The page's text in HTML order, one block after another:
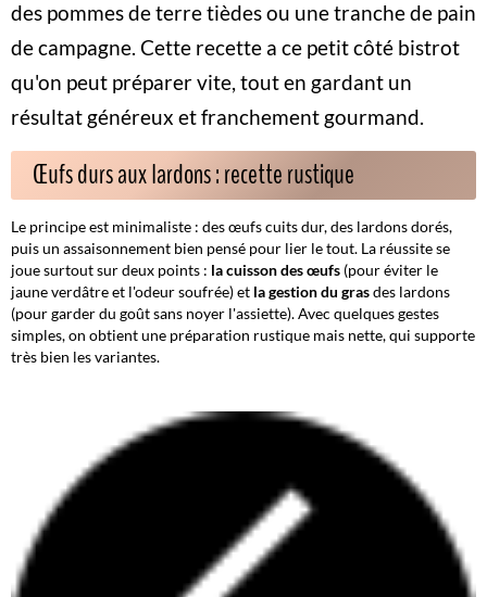
des pommes de terre tièdes ou une tranche de pain
de campagne. Cette recette a ce petit côté bistrot
qu'on peut préparer vite, tout en gardant un
résultat généreux etfranchement gourmand.
Œufs durs aux lardons : recette rustique
Le principe est minimaliste : des œufs cuits dur, des lardons dorés,
puis un assaisonnement bien pensé pour lier le tout. La réussite se
joue surtout sur deux points : la cuisson des œufs (pour éviter le
jaune verdâtre et l'odeur soufrée) et la gestion du grasdes lardons
(pour garder du goût sans noyer l'assiette). Avec quelques gestes
simples, on obtient une préparation rustique mais nette, qui supporte
très bien les variantes.